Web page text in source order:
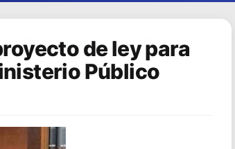
de ley para
Público